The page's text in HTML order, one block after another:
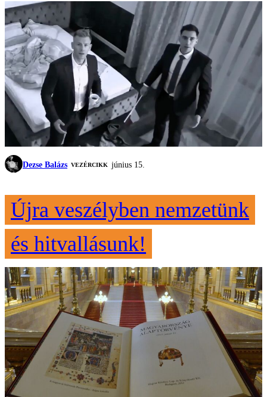
Dezse Balázs VEZÉRCIKK június 15.
Újra veszélyben nemzetünk
és hitvallásunk!